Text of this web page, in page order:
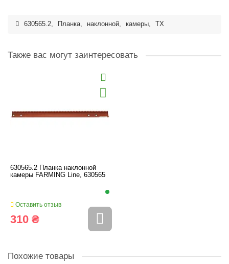
630565.2, Планка, наклонной, камеры, TX
Также вас могут заинтересовать
630565.2 Планка наклонной
камеры FARMING Line, 630565
Оставить отзыв
310 ₴
Похожие товары